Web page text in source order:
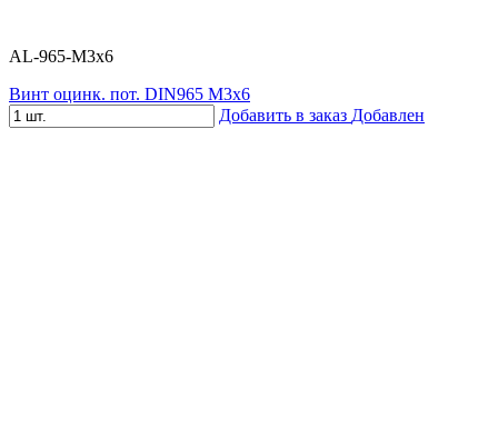
AL-965-M3х6
Винт оцинк. пот. DIN965 М3х6
Добавить в заказ Добавлен